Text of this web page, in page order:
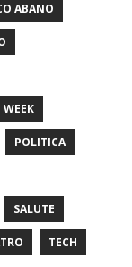
ABANO
POLITICA
SALUTE
TECH